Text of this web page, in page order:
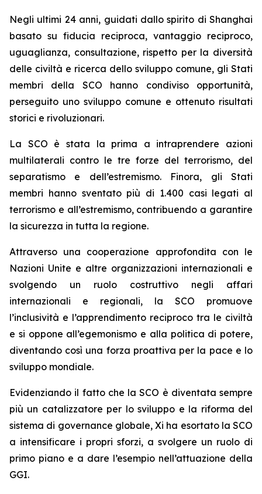
Negli ultimi 24 anni, guidati dallo spirito di Shanghai
basato su fiducia reciproca, vantaggio reciproco,
uguaglianza, consultazione, rispetto per la diversità
delle civiltà e ricerca dello sviluppo comune, gli Stati
membri della SCO hanno condiviso opportunità,
perseguito uno sviluppo comune e ottenuto risultati
storici e rivoluzionari.
La SCO è stata la prima a intraprendere azioni
multilaterali contro le tre forze del terrorismo, del
separatismo e dell’estremismo. Finora, gli Stati
membri hanno sventato più di 1.400 casi legati al
terrorismo e all’estremismo, contribuendo a garantire
la sicurezza in tutta la regione.
Attraverso una cooperazione approfondita con le
Nazioni Unite e altre organizzazioni internazionali e
svolgendo un ruolo costruttivo negli affari
internazionali e regionali, la SCO promuove
l’inclusività e l’apprendimento reciproco tra le civiltà
e si oppone all’egemonismo e alla politica di potere,
diventando così una forza proattiva per la pace e lo
sviluppo mondiale.
Evidenziando il fatto che la SCO è diventata sempre
più un catalizzatore per lo sviluppo e la riforma del
sistema di governance globale, Xi ha esortato la SCO
a intensificare i propri sforzi, a svolgere un ruolo di
primo piano e a dare l’esempio nell’attuazione della
GGI.